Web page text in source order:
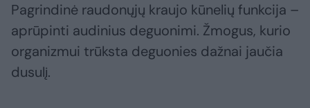
Pagrindinė raudonųjų kraujo kūnelių funkcija –
aprūpinti audinius deguonimi. Žmogus, kurio
organizmui trūksta deguonies dažnai jaučia
dusulį.